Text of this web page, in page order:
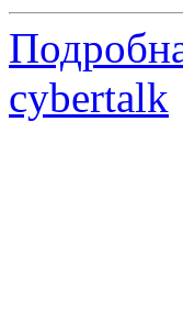
cybertalk